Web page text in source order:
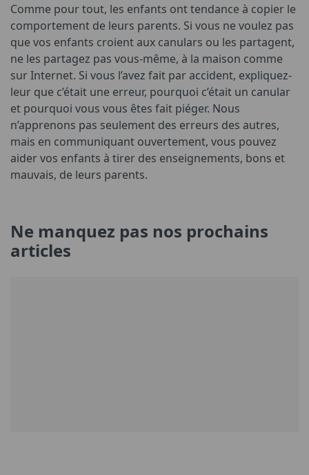
Comme pour tout, les enfants ont tendance à copier le
comportement de leurs parents. Si vous ne voulez pas
que vos enfants croient aux canulars ou les partagent,
ne les partagez pas vous-même, à la maison comme
sur Internet. Si vous l’avez fait par accident, expliquez-
leur que c’était une erreur, pourquoi c’était un canular
et pourquoi vous vous êtes fait piéger. Nous
n’apprenons pas seulement des erreurs des autres,
mais en communiquant ouvertement, vous pouvez
aider vos enfants à tirer des enseignements, bons et
mauvais, de leurs parents.
Ne manquez pas nos prochains
articles